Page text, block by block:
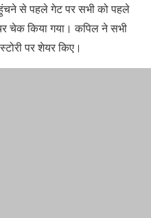
से पहले गेट पर सभी को पहले
चेक किया गया। कपिल ने सभी
पर शेयर किए।